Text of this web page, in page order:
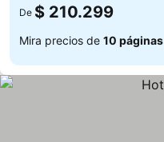
De $ 210.299
Mira precios de 10 páginas